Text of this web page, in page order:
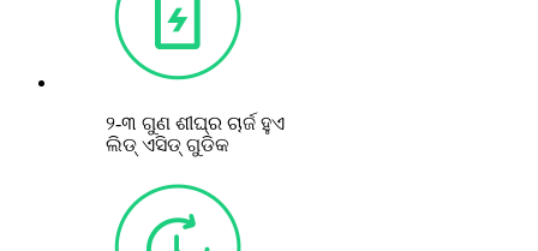
୨-୩ ଗୁଣ ଶୀଘ୍ର ଚାର୍ଜ ହୁଏ
ଲିଡ୍ ଏସିଡ୍ ଗୁଡିକ